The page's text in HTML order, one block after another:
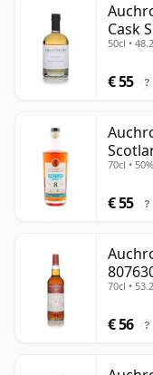
Cask
50cl •
€ 55 ?
70cl • 50%
€ 55 ?
70cl •
€ 56 ?